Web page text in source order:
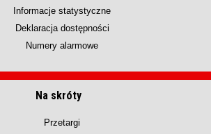
Informacje statystyczne
Deklaracja dostępności
Numery alarmowe
Na skróty
Przetargi